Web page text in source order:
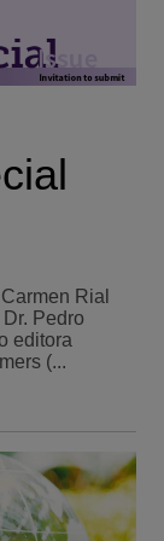
Rial
Pedro
editora
(...